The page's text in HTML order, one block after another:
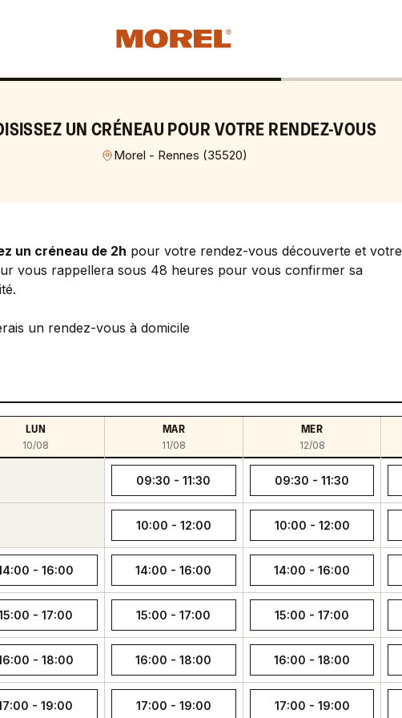
UN CRÉNEAU POUR VOTRE RENDEZ-VOUS
Morel - Rennes (35520)
un créneau de 2h pour votre rendez-vous découverte et votre
vous rappellera sous 48 heures pour vous confirmer sa
un rendez-vous à domicile
LUN
10/08
- 16:00
- 17:00
- 18:00
- 19:00
MAR
11/08
09:30 - 11:30
10:00 - 12:00
14:00 - 16:00
15:00 - 17:00
16:00 - 18:00
17:00 - 19:00
MER
12/08
09:30 - 11:30
10:00 - 12:00
14:00 - 16:00
15:00 - 17:00
16:00 - 18:00
17:00 - 19:00